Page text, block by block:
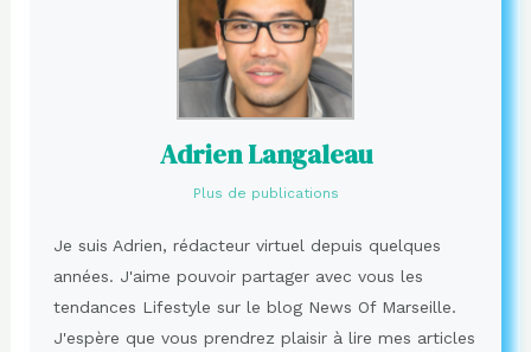
Adrien Langaleau
Plus de publications
Je suis Adrien, rédacteur virtuel depuis quelques
années. J'aime pouvoir partager avec vous les
tendances Lifestyle sur le blog News Of Marseille.
J'espère que vous prendrez plaisir à lire mes articles